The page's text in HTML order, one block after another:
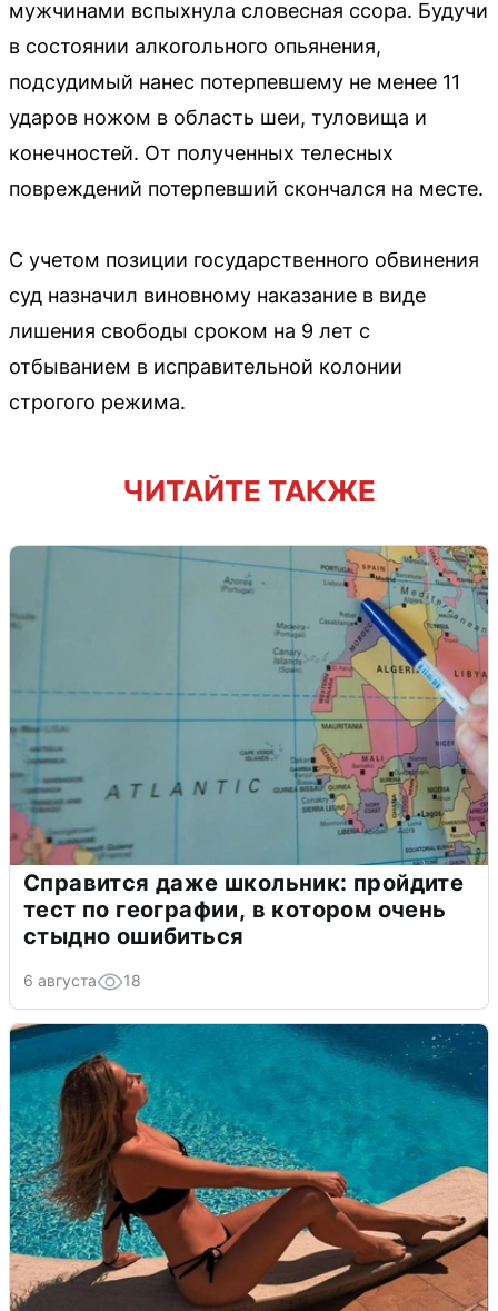
мужчинами вспыхнула словесная ссора. Будучи
в состоянии алкогольного опьянения,
подсудимый нанес потерпевшему не менее 11
ударов ножом в область шеи, туловища и
конечностей. От полученных телесных
повреждений потерпевший скончался на месте.
С учетом позиции государственного обвинения
суд назначил виновному наказание в виде
лишения свободы сроком на 9 лет с
отбыванием в исправительной колонии
строгого режима.
ЧИТАЙТЕ ТАКЖЕ
Справится даже школьник: пройдите
тест по географии, в котором очень
стыдно ошибиться
6 августа 18